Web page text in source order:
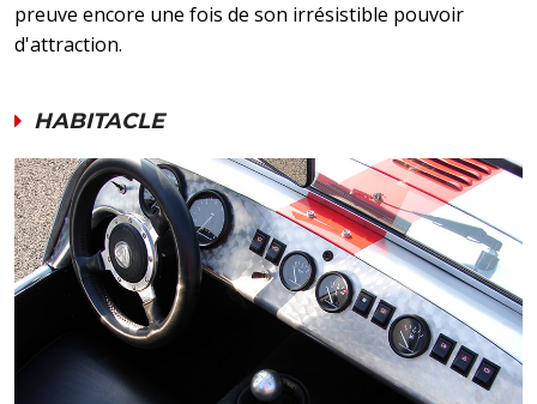
preuve encore une fois de son irrésistible pouvoir
d'attraction.
HABITACLE